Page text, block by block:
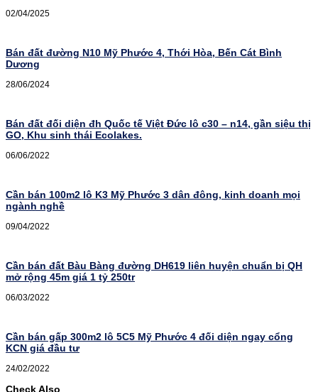
02/04/2025
Bán đất đường N10 Mỹ Phước 4, Thới Hòa, Bến Cát Bình
Dương
28/06/2024
Bán đất đối diện đh Quốc tế Việt Đức lô c30 – n14, gần siệu thị
GO, Khu sinh thái Ecolakes.
06/06/2022
Cần bán 100m2 lô K3 Mỹ Phước 3 dân đông, kinh doanh mọi
ngành nghề
09/04/2022
Cần bán đất Bàu Bàng đường DH619 liên huyện chuẩn bị QH
mở rộng 45m giá 1 tỷ 250tr
06/03/2022
Cần bán gấp 300m2 lô 5C5 Mỹ Phước 4 đối diện ngay cổng
KCN giá đầu tư
24/02/2022
Check Also